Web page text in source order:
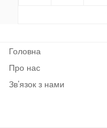
Головна
Про нас
Зв’язок з нами